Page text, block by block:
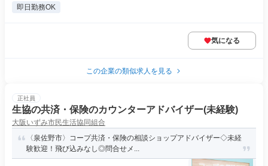
即日勤務OK
気になる
この企業の類似求人を見る
正社員
生協の共済・保険のカウンターアドバイザー(未経験)
大阪いずみ市民生活協同組合
〈泉佐野市〉コープ共済・保険の相談ショップアドバイザー◇未経
験歓迎！飛び込みなし◎問合せメ...